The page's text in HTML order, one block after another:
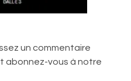
un commentaire
abonnez-vous à notre